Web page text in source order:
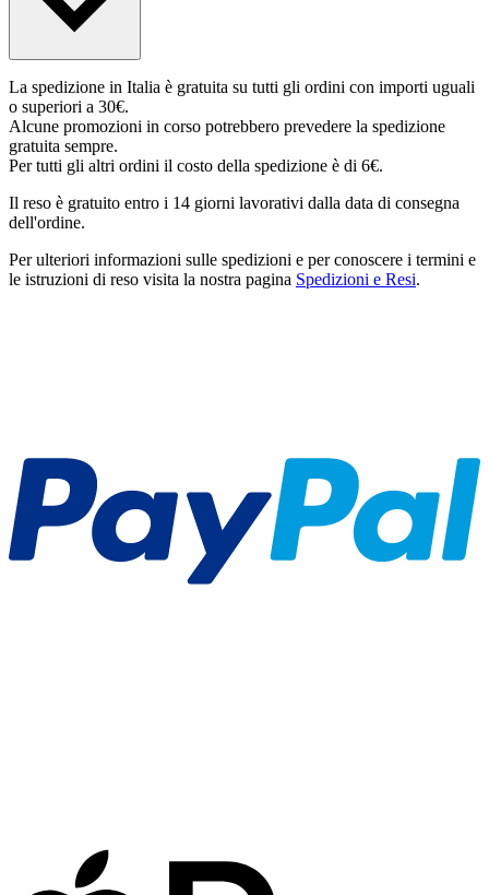
La spedizione in Italia è gratuita su tutti gli ordini con importi uguali
o superiori a 30€.
Alcune promozioni in corso potrebbero prevedere la spedizione
gratuita sempre.
Per tutti gli altri ordini il costo della spedizione è di 6€.
Il reso è gratuito entro i 14 giorni lavorativi dalla data di consegna
dell'ordine.
Per ulteriori informazioni sulle spedizioni e per conoscere i termini e
le istruzioni di reso visita la nostra pagina Spedizioni e Resi.